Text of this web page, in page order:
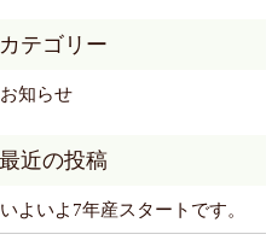
お知らせ
いよいよ7年産スタートです。